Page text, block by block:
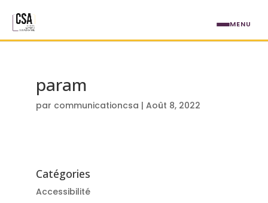
param
par communicationcsa | Août 8, 2022
Catégories
Accessibilité
MENU